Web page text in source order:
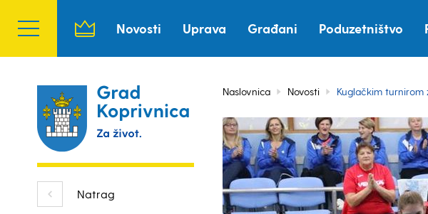
Novosti Uprava Građani Poduzetništvo
Natrag
Naslovnica Novosti Kuglačkim turnirom